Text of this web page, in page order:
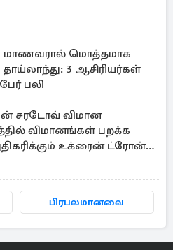
மாணவரால் மொத்தமாக
3 ஆசிரியர்கள்
பலி
சரடோவ் விமான
விமானங்கள் பறக்க
உக்ரைன் ட்ரோன்
பிரபலமானவை